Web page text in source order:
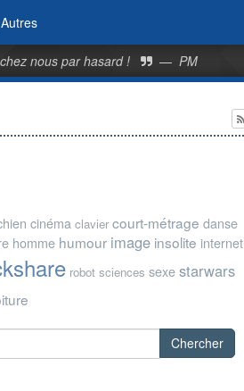
Autres
nous par hasard ! — PM
cinéma clavier court-métrage danse
homme humour image insolite internet
robot sciences sexe starwars
Chercher